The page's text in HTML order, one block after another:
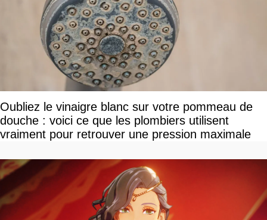
Oubliez le vinaigre blanc sur votre pommeau de
douche : voici ce que les plombiers utilisent
vraiment pour retrouver une pression maximale